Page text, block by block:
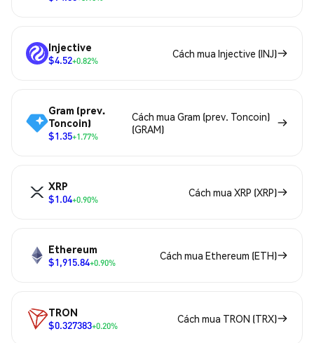
Injective
$4.52+0.82%
Cách mua Injective (INJ)
Gram (prev.
Toncoin)
$1.35+1.77%
Cách mua Gram (prev. Toncoin)
(GRAM)
XRP
$1.04+0.90%
Cách mua XRP (XRP)
Ethereum
$1,915.84+0.90%
Cách mua Ethereum (ETH)
TRON
$0.327383+0.20%
Cách mua TRON (TRX)